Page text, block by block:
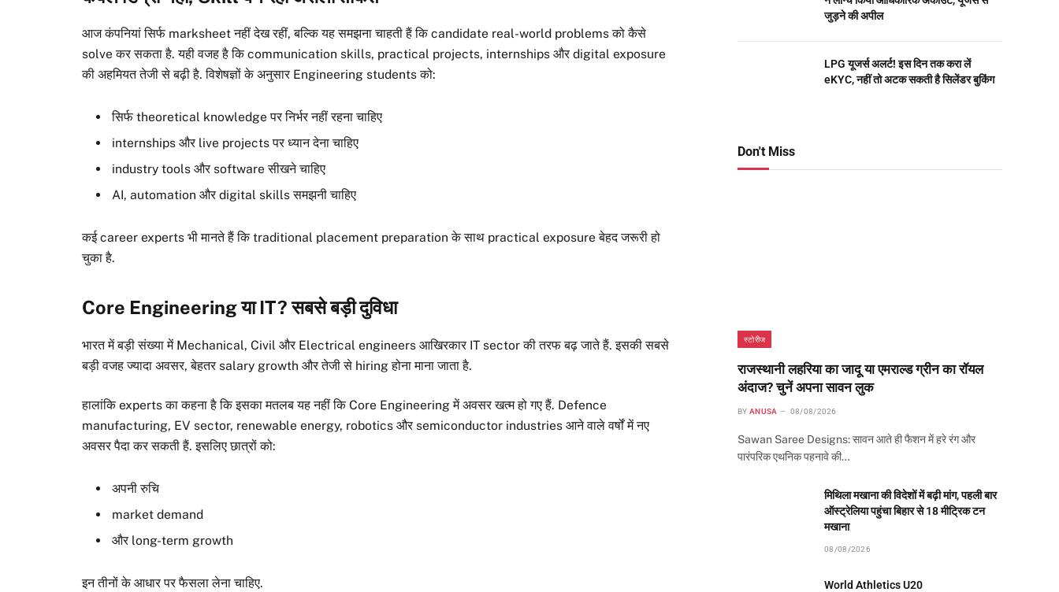
आज कंपनियां सिर्फ marksheet नहीं देख रहीं, बल्कि यह समझना चाहती हैं कि candidate real-world problems को कैसे
solve कर सकता है. यही वजह है कि communication skills, practical projects, internships और digital exposure
की अहमियत तेजी से बढ़ी है. विशेषज्ञों के अनुसार Engineering students को:
सिर्फ theoretical knowledge पर निर्भर नहीं रहना चाहिए
internships और live projects पर ध्यान देना चाहिए
industry tools और software सीखने चाहिए
AI, automation और digital skills समझनी चाहिए
कई career experts भी मानते हैं कि traditional placement preparation के साथ practical exposure बेहद जरूरी हो
चुका है.
Core Engineering या IT? सबसे बड़ी दुविधा
भारत में बड़ी संख्या में Mechanical, Civil और Electrical engineers आखिरकार IT sector की तरफ बढ़ जाते हैं. इसकी सबसे
बड़ी वजह ज्यादा अवसर, बेहतर salary growth और तेजी से hiring होना माना जाता है.
हालांकि experts का कहना है कि इसका मतलब यह नहीं कि Core Engineering में अवसर खत्म हो गए हैं. Defence
manufacturing, EV sector, renewable energy, robotics और semiconductor industries आने वाले वर्षों में नए
अवसर पैदा कर सकती हैं. इसलिए छात्रों को:
अपनी रुचि
market demand
और long-term growth
इन तीनों के आधार पर फैसला लेना चाहिए.
जुड़ने की अपील
LPG यूजर्स अलर्ट! इस दिन तक करा लें
eKYC, नहीं तो अटक सकती है सिलेंडर बुकिंग
Don't Miss
स्टोरीज
राजस्थानी लहरिया का जादू या एमराल्ड ग्रीन का रॉयल
अंदाज? चुनें अपना सावन लुक
BY ANUSA 08/08/2026
Sawan Saree Designs: सावन आते ही फैशन में हरे रंग और
पारंपरिक एथनिक पहनावे की…
मिथिला मखाना की विदेशों में बढ़ी मांग, पहली बार
ऑस्ट्रेलिया पहुंचा बिहार से 18 मीट्रिक टन
मखाना
08/08/2026
World Athletics U20